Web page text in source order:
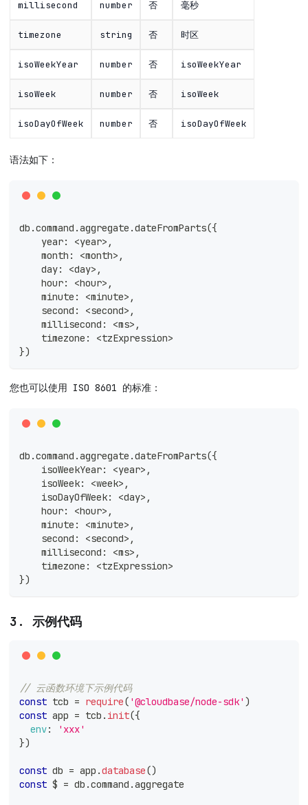
millisecond number 否 毫秒
timezone string 否 时区
isoWeekYear number 否 isoWeekYear
isoWeek number 否 isoWeek
isoDayOfWeek number 否 isoDayOfWeek
语法如下：
db.command.aggregate.dateFromParts({
    year: <year>,
    month: <month>,
    day: <day>,
    hour: <hour>,
    minute: <minute>,
    second: <second>,
    millisecond: <ms>,
    timezone: <tzExpression>
})
您也可以使用 ISO 8601 的标准：
db.command.aggregate.dateFromParts({
    isoWeekYear: <year>,
    isoWeek: <week>,
    isoDayOfWeek: <day>,
    hour: <hour>,
    minute: <minute>,
    second: <second>,
    millisecond: <ms>,
    timezone: <tzExpression>
})
3. 示例代码
// 云函数环境下示例代码
const tcb = require( '@cloudbase/node-sdk' )
const app = tcb . init({
env:
'xxx'
})
const db = app .database()
const $ = db .command .aggregate